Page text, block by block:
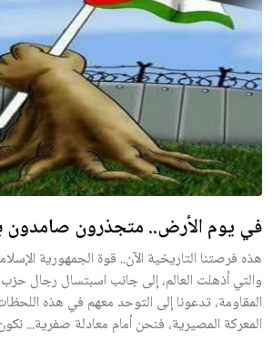
في يوم الأرض.. متجذرون صامدون
هذه فرصتنا التاريخية الآن.. قوة الجمهورية
والتي أذهلت العالم، إلى جانب اسبتسال رجال
المقاومة، تدعونا إلى التوحد معهم في هذه
المعركة المصيرية، فنحن أمام معادلة صفرية...